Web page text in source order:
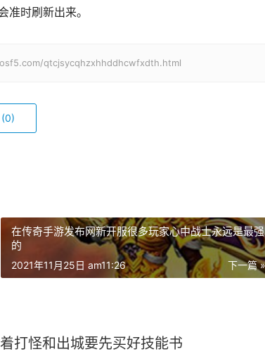
准时刷新出来。
qtcjsycqhzxhhddhcwfxdth.html
(0)
在传奇手游发布网新开服很多玩家心中战士永远是最强
的
下一篇 »
2021年11月25日 am11:26
打怪和出城要先买好技能书